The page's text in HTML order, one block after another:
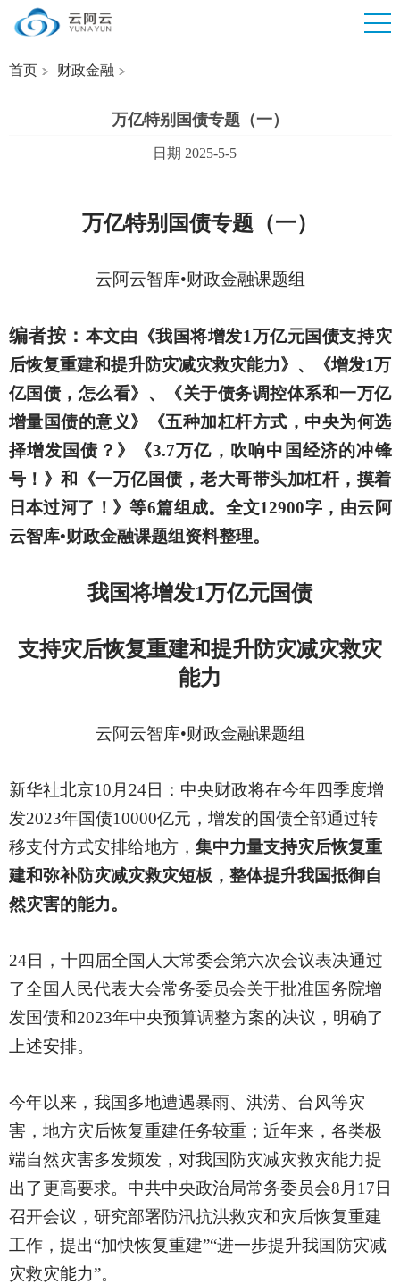
首页 财政金融
万亿特别国债专题（一）
日期 2025-5-5
万亿特别国债专题（一）
云阿云智库•财政金融课题组
编者按： 本文由《我国将增发1万亿元国债支持灾
后恢复重建和提升防灾减灾救灾能力》、《增发1万
亿国债，怎么看》、《关于债务调控体系和一万亿
增量国债的意义》《五种加杠杆方式，中央为何选
择增发国债？》《3.7万亿，吹响中国经济的冲锋
号！》和《一万亿国债，老大哥带头加杠杆，摸着
日本过河了！》等6篇组成。全文12900字，由云阿
云智库•财政金融课题组资料整理。
我国将增发1万亿元国债
支持灾后恢复重建和提升防灾减灾救灾
能力
云阿云智库•财政金融课题组
新华社北京10月24日 ： 中央财政将在今年四季度增
发2023年国债10000亿元，增发的国债全部通过转
移支付方式安排给地方， 集中力量支持灾后恢复重
建和弥补防灾减灾救灾短板，整体提升我国抵御自
然灾害的能力。
24日，十四届全国人大常委会第六次会议表决通过
了全国人民代表大会常务委员会关于批准国务院增
发国债和2023年中央预算调整方案的决议，明确了
上述安排。
今年以来，我国多地遭遇暴雨、洪涝、台风等灾
害，地方灾后恢复重建任务较重；近年来，各类极
端自然灾害多发频发，对我国防灾减灾救灾能力提
出了更高要求。中共中央政治局常务委员会8月17日
召开会议，研究部署防汛抗洪救灾和灾后恢复重建
工作，提出“加快恢复重建”“进一步提升我国防灾减
灾救灾能力”。